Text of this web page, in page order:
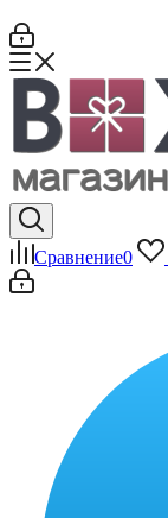
Сравнение0